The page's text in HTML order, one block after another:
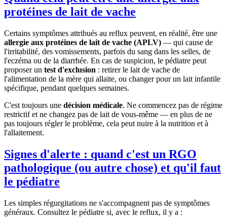
protéines de lait de vache
Certains symptômes attribués au reflux peuvent, en réalité, être une
allergie aux protéines de lait de vache (APLV) — qui cause de
l'irritabilité, des vomissements, parfois du sang dans les selles, de
l'eczéma ou de la diarrhée. En cas de suspicion, le pédiatre peut
proposer un test d'exclusion : retirer le lait de vache de
l'alimentation de la mère qui allaite, ou changer pour un lait infantile
spécifique, pendant quelques semaines.
C'est toujours une décision médicale. Ne commencez pas de régime
restrictif et ne changez pas de lait de vous-même — en plus de ne
pas toujours régler le problème, cela peut nuire à la nutrition et à
l'allaitement.
Signes d'alerte : quand c'est un RGO
pathologique (ou autre chose) et qu'il faut
le pédiatre
Les simples régurgitations ne s'accompagnent pas de symptômes
généraux. Consultez le pédiatre si, avec le reflux, il y a :